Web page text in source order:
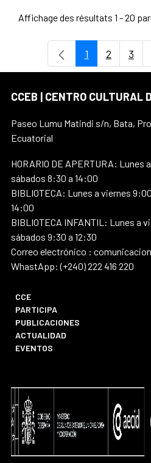
Affichage des résultats 1 - 20
Page
1 Page
2 3
CCEB | CENTRO CULTURAL
Paseo Lumu Matindi s/n, Bata,
Ecuatorial
HORARIO DE APERTURA: Lunes
sábados 8:30 a 14:00
BIBLIOTECA: Lunes a viernes
14:00
BIBLIOTECA INFANTIL: Lunes a
sábados 9:30 a 12:30
Correo electrónico :
WhastApp: (+240) 222 416 220
CCE
PARTICIPA
PUBLICACIONES
ACTUALIDAD
EVENTOS